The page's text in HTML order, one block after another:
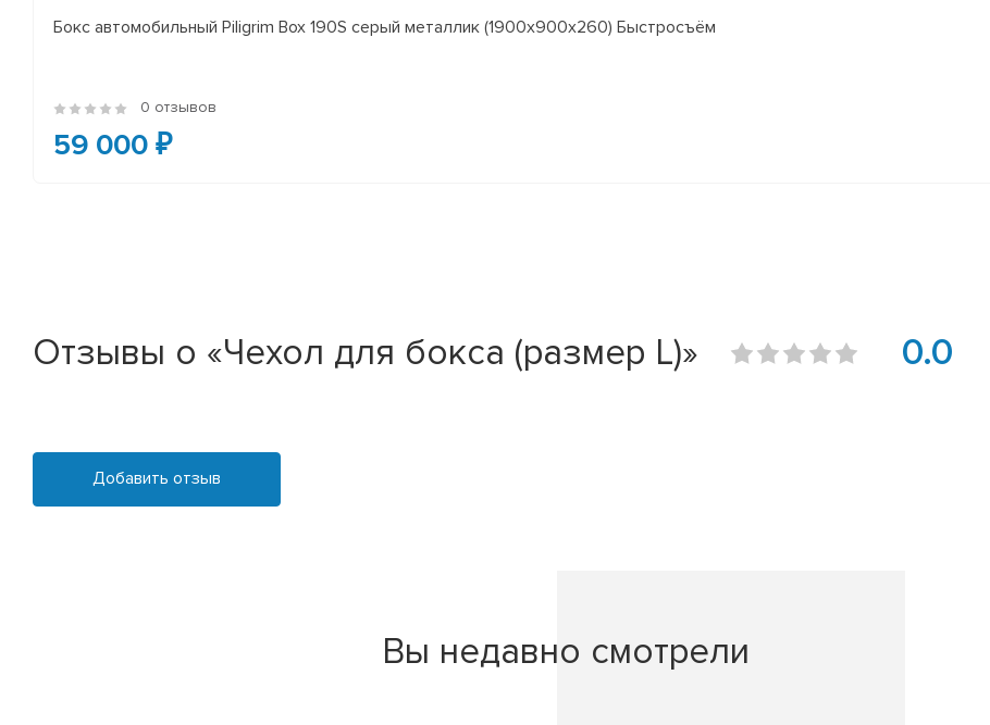
Бокс автомобильный Piligrim Box 190S серый металлик (1900x900x260) Быстросъём
0 отзывов
59 000 ₽
Отзывы о «Чехол для бокса (размер L)» 0.0
Добавить отзыв
Вы недавно смотрели